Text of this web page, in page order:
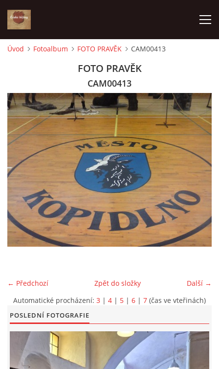
VÝBĚR PODLE VAŠICH POTŘEB
JAK VŠE PROBÍHÁ
ČESKÉ DĚJINY
KE STAŽENÍ
PÍŠÍ O NÁS
EXKURZE PRAVĚKEM
PÍŠÍ O PRAVĚKU
FOTOALBUM
Úvod Fotoalbum FOTO PRAVĚK CAM00413
FOTO PRAVĚK
CAM00413
← Předchozí Další →
Zpět do složky
Automatické procházení: 3 | 4 | 5 | 6 | 7 (čas ve vteřinách)
POSLEDNÍ FOTOGRAFIE